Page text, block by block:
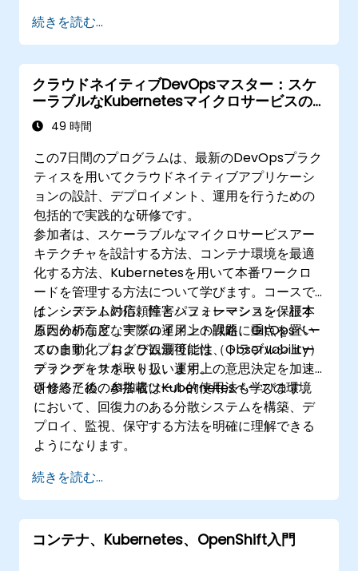
続きを読む...
クラウドネイティブDevOpsマスター：スケ
ーラブルなKubernetesマイクロサービスの
設計、デプロイメント＆運用
49 時間
この7日間のプログラムは、最新のDevOpsプラク
ティスを用いてクラウドネイティブアプリケーシ
ョンの設計、デプロイメント、運用を行うための
包括的で実践的な研修です。
参加者は、スケーラブルなマイクロサービスアー
キテクチャを設計する方法、コンテナ環境を最適
化する方法、Kubernetesを用いて本番ワークロ
ードを管理する方法について学びます。コースで
は、システムの信頼性とパフォーマンスを保証す
るための高度なデプロイメント戦略、GitOpsベー
スの自動化、および観測可能性（Observability）
プラクティスを取り扱います。
インシデント対応、障害シュミレーション、根本
原因分析など、実際の運用上の課題に重点を置い
ています。プログラム最後には、トラブルシュー
ティングをサポートし、運用上の意思決定を加速
させるためのAI搭載ツール的使用法も学びます。
研修終了後、参加者はKubernetesベースの環境
において、回復力のある分散システムを構築、デ
プロイ、監視、保守する方法を明確に理解できる
ようになります。
続きを読む...
コンテナ、Kubernetes、OpenShift入門